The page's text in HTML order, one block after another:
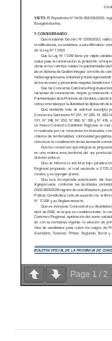
Page 1 / 2